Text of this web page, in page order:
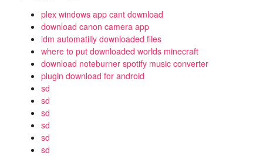
plex windows app cant download
download canon camera app
idm automatilly downloaded files
where to put downloaded worlds minecraft
download noteburner spotify music converter
plugin download for android
sd
sd
sd
sd
sd
sd